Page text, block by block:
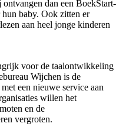
dan een BoekStart-
baby. Ook zitten er
aan heel jonge kinderen
voor de taalontwikkeling
Wijchen is de
een nieuwe service aan
willen het
en de
vergroten.